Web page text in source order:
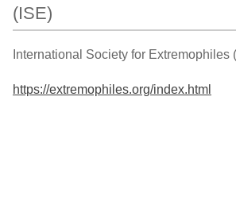
(ISE)
International Society for Extremophiles
https://extremophiles.org/index.html